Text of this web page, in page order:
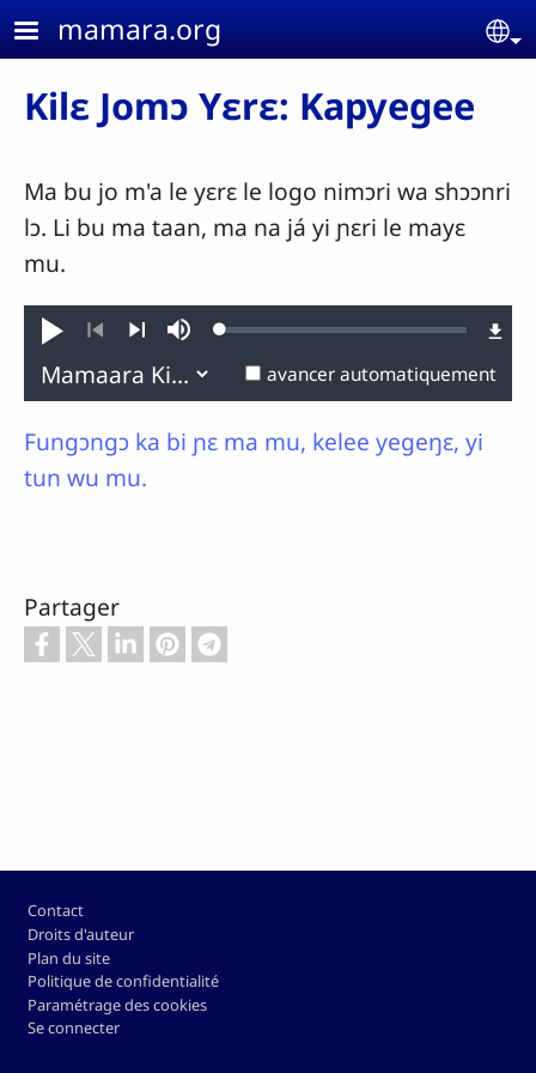
Aller au contenu principal
mamara.org
Kilɛ Jomɔ Yɛrɛ: Kapyegee
Ma bu jo m'a le yɛrɛ le logo nimɔri wa shɔɔnri
lɔ. Li bu ma taan, ma na já yi ɲɛri le mayɛ
mu.
Jouer
PrécédentSuivant
SourdineLoaded:
avancer automatiquement
Fungɔngɔ ka bi ɲɛ ma mu, kelee yegeŋɛ, yi
tun wu mu.
Partager
Pied de page
Contact
Droits d'auteur
Plan du site
Politique de confidentialité
Paramétrage des cookies
Se connecter